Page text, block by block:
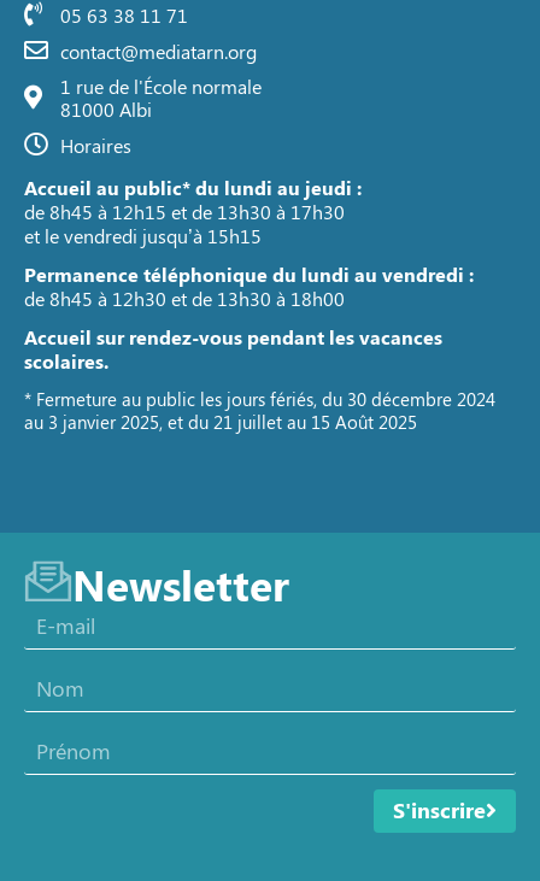
05 63 38 11 71
contact@mediatarn.org
1 rue de l'École normale
81000 Albi
Horaires
Accueil au public* du lundi au jeudi :
de 8h45 à 12h15 et de 13h30 à 17h30
et le vendredi jusqu’à 15h15
Permanence téléphonique du lundi au vendredi :
de 8h45 à 12h30 et de 13h30 à 18h00
Accueil sur rendez-vous pendant les vacances
scolaires.
* Fermeture au public les jours fériés, du 30 décembre 2024
au 3 janvier 2025, et du 21 juillet au 15 Août 2025
Newsletter
S'inscrire